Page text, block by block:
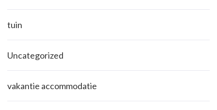
tuin
Uncategorized
vakantie accommodatie